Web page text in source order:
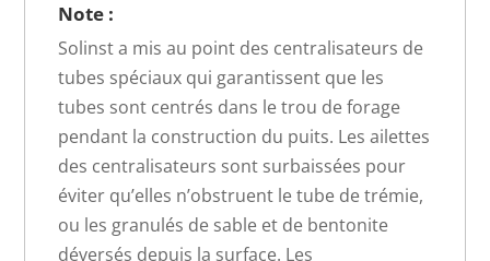
Note :
Solinst a mis au point des centralisateurs de
tubes spéciaux qui garantissent que les
tubes sont centrés dans le trou de forage
pendant la construction du puits. Les ailettes
des centralisateurs sont surbaissées pour
éviter qu’elles n’obstruent le tube de trémie,
ou les granulés de sable et de bentonite
déversés depuis la surface. Les